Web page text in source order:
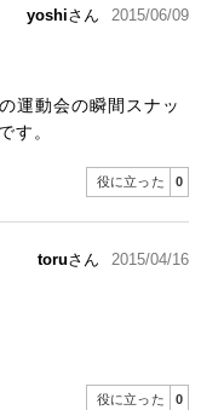
yoshiさん 2015/06/09
運動会の瞬間スナッ
す。
役に立った 0
toruさん 2015/04/16
役に立った 0